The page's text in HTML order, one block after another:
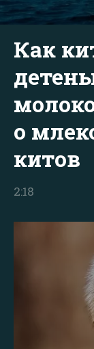
Как
о
китов
2:18